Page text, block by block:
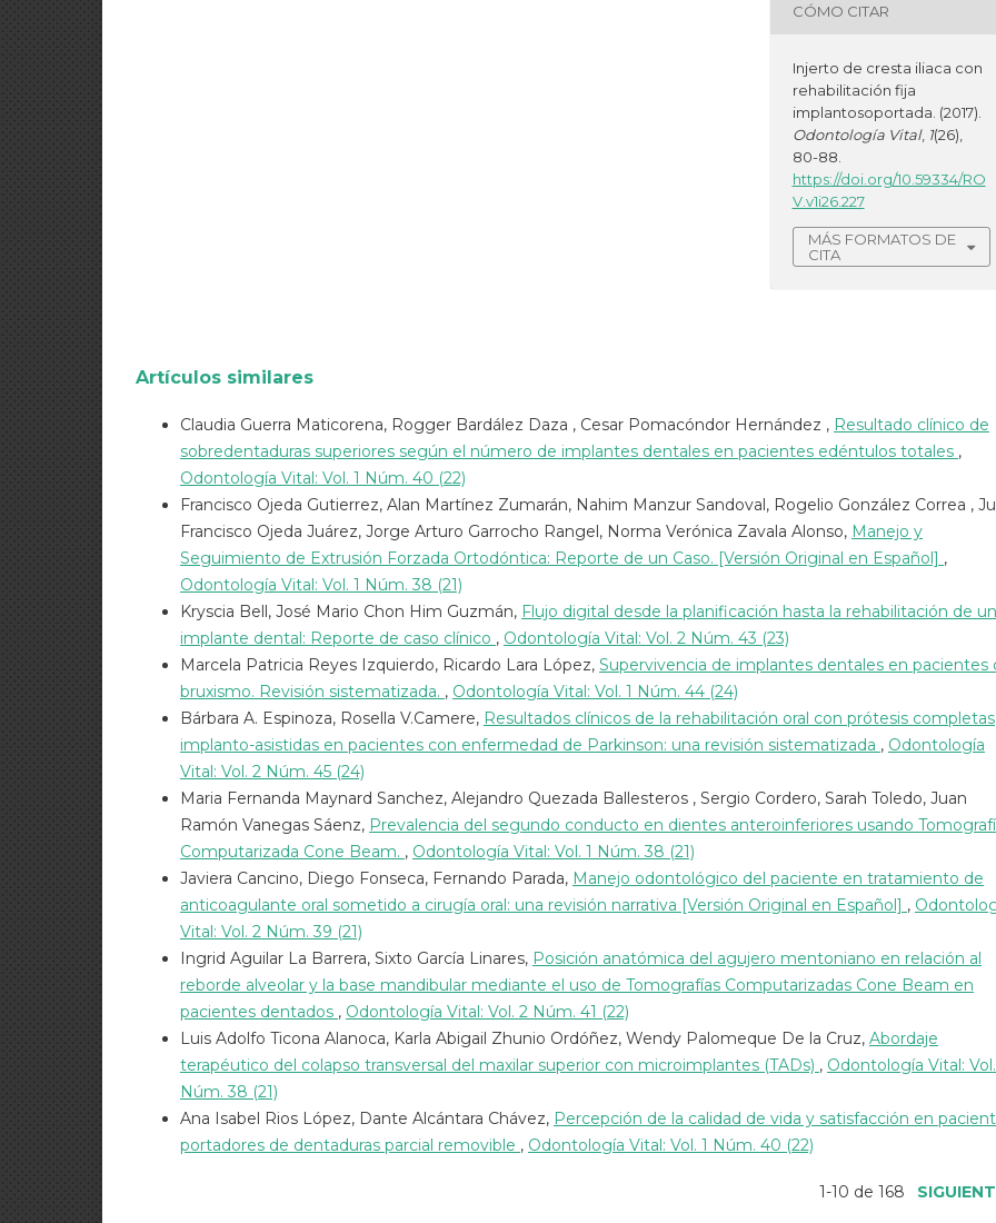
CÓMO CITAR
Injerto de cresta iliaca con
rehabilitación fija
implantosoportada. (2017).
Odontología Vital, 1(26),
80-88.
https://doi.org/10.59334/RO
V.v1i26.227
MÁS FORMATOS DE
CITA
Artículos similares
Claudia Guerra Maticorena, Rogger Bardález Daza , Cesar Pomacóndor Hernández , Resultado clínico de
sobredentaduras superiores según el número de implantes dentales en pacientes edéntulos totales ,
Odontología Vital: Vol. 1 Núm. 40 (22)
Francisco Ojeda Gutierrez, Alan Martínez Zumarán, Nahim Manzur Sandoval, Rogelio González Correa ,
Francisco Ojeda Juárez, Jorge Arturo Garrocho Rangel, Norma Verónica Zavala Alonso, Manejo y
Seguimiento de Extrusión Forzada Ortodóntica: Reporte de un Caso. [Versión Original en Español] ,
Odontología Vital: Vol. 1 Núm. 38 (21)
Kryscia Bell, José Mario Chon Him Guzmán, Flujo digital desde la planificación hasta la rehabilitación de un
implante dental: Reporte de caso clínico , Odontología Vital: Vol. 2 Núm. 43 (23)
Marcela Patricia Reyes Izquierdo, Ricardo Lara López, Supervivencia de implantes dentales en pacientes
bruxismo. Revisión sistematizada. , Odontología Vital: Vol. 1 Núm. 44 (24)
Bárbara A. Espinoza, Rosella V.Camere, Resultados clínicos de la rehabilitación oral con prótesis completas
implanto-asistidas en pacientes con enfermedad de Parkinson: una revisión sistematizada , Odontología
Vital: Vol. 2 Núm. 45 (24)
Maria Fernanda Maynard Sanchez, Alejandro Quezada Ballesteros , Sergio Cordero, Sarah Toledo, Juan
Ramón Vanegas Sáenz, Prevalencia del segundo conducto en dientes anteroinferiores usando
Computarizada Cone Beam. , Odontología Vital: Vol. 1 Núm. 38 (21)
Javiera Cancino, Diego Fonseca, Fernando Parada, Manejo odontológico del paciente en tratamiento de
anticoagulante oral sometido a cirugía oral: una revisión narrativa [Versión Original en Español] ,
Vital: Vol. 2 Núm. 39 (21)
Ingrid Aguilar La Barrera, Sixto García Linares, Posición anatómica del agujero mentoniano en relación al
reborde alveolar y la base mandibular mediante el uso de Tomografías Computarizadas Cone Beam en
pacientes dentados , Odontología Vital: Vol. 2 Núm. 41 (22)
Luis Adolfo Ticona Alanoca, Karla Abigail Zhunio Ordóñez, Wendy Palomeque De la Cruz, Abordaje
terapéutico del colapso transversal del maxilar superior con microimplantes (TADs) , Odontología Vital:
Núm. 38 (21)
Ana Isabel Rios López, Dante Alcántara Chávez, Percepción de la calidad de vida y satisfacción en
portadores de dentaduras parcial removible , Odontología Vital: Vol. 1 Núm. 40 (22)
1-10 de 168